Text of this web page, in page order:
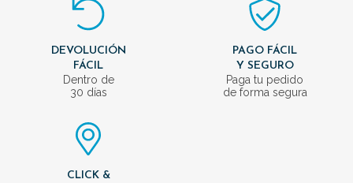
DEVOLUCIÓN
FÁCIL
Dentro de
30 días
PAGO FÁCIL
Y SEGURO
Paga tu pedido
de forma segura
CLICK &